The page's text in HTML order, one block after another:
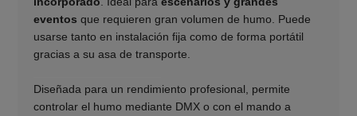
eventos que requieren gran volumen de humo. Puede
usarse tanto en instalación fija como de forma portátil
gracias a su asa de transporte.
Diseñada para un rendimiento profesional, permite
controlar el humo mediante DMX o con el mando a